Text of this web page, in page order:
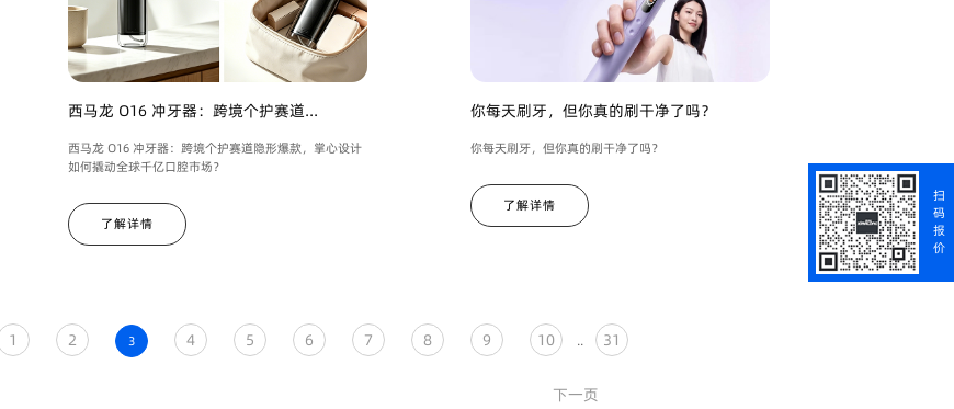
西马龙 O16 冲牙器：跨境个护赛道...
西马龙 O16 冲牙器：跨境个护赛道隐形爆款，掌心设计
如何撬动全球千亿口腔市场？
了解详情
你每天刷牙，但你真的刷干净了吗？
你每天刷牙，但你真的刷干净了吗？
了解详情
1 2 3 4 5 6 7 8 9 10 .. 31
下一页
扫
码
报
价